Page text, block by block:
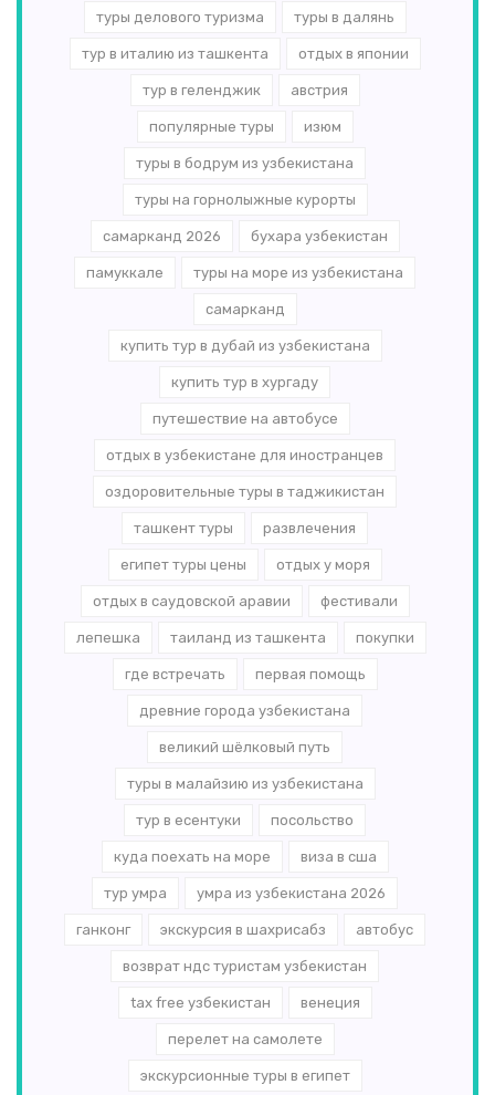
туры делового туризма туры в далянь
тур в италию из ташкента отдых в японии
тур в геленджик австрия
популярные туры изюм
туры в бодрум из узбекистана
туры на горнолыжные курорты
самарканд 2026 бухара узбекистан
памуккале туры на море из узбекистана
самарканд
купить тур в дубай из узбекистана
купить тур в хургаду
путешествие на автобусе
отдых в узбекистане для иностранцев
оздоровительные туры в таджикистан
ташкент туры развлечения
египет туры цены отдых у моря
отдых в саудовской аравии фестивали
лепешка таиланд из ташкента покупки
где встречать первая помощь
древние города узбекистана
великий шёлковый путь
туры в малайзию из узбекистана
тур в есентуки посольство
куда поехать на море виза в сша
тур умра умра из узбекистана 2026
ганконг экскурсия в шахрисабз автобус
возврат ндс туристам узбекистан
tax free узбекистан венеция
перелет на самолете
экскурсионные туры в египет